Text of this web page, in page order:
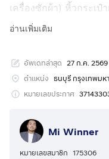
เครื่องซักผ้า) หิ้วกระเป๋า
• ทำเลเด่น: ใกล้เดอะ
• สนใจนัดชม: ไมตรีก
ไลน์)
อ่านเพิ่มเติม
อัพเดทล่าสุด 27 ก.ค.
ตำแหน่ง ธนบุรี กรุงเทพมห
หมายเลขประกาศ
Mi Winner
หมายเลขสมาชิก 175306